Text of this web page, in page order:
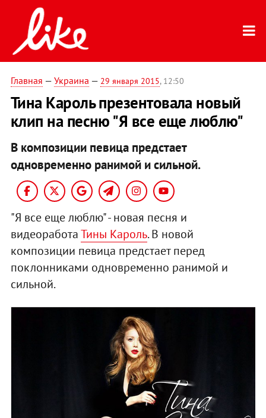
Главная — Украина — 29 января 2015, 12:50
Тина Кароль презентовала новый
клип на песню "Я все еще люблю"
В композиции певица предстает
одновременно ранимой и сильной.
"Я все еще люблю" - новая песня и
видеоработаТины Кароль. В новой
композиции певица предстает перед
поклонниками одновременно ранимой и
сильной.